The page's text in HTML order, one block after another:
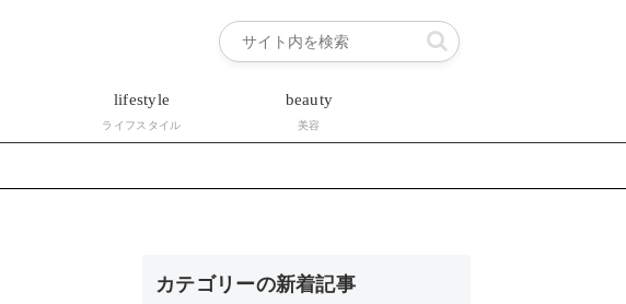
lifestyle
ライフスタイル
beauty
美容
カテゴリーの新着記事